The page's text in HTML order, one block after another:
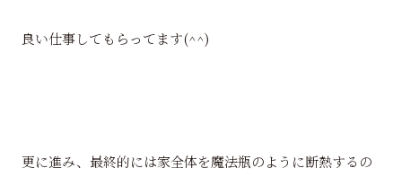
良い仕事してもらってます(^^)
更に進み、最終的には家全体を魔法瓶のように断熱するの